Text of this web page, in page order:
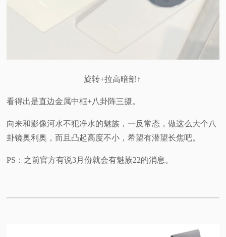
旋转+拉高暗部↑
看得出是直边金属中框+八卦阵三摄。
向来和影像河水不犯净水的魅族，一反常态，做这么大个八
卦镜奥利奥，而且凸起高度不小，希望有潜望长焦吧。
PS：之前官方有说3月份就会有魅族22的消息。